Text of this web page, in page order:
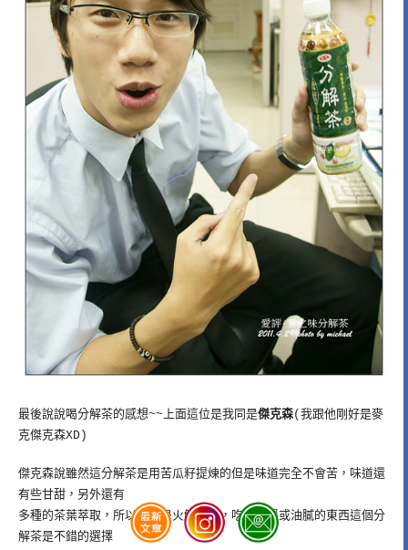
最後說說喝分解茶的感想~~上面這位是我同是傑克森(我跟他剛好是麥
克傑克森XD)
傑克森說雖然這分解茶是用苦瓜籽提煉的但是味道完全不會苦，味道還
有些甘甜，另外還有
多種的茶葉萃取，所以可以退火解油膩，吃完大餐或油膩的東西這個分
解茶是不錯的選擇